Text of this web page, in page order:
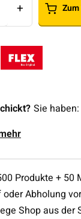
+
Sie haben:
Produkte + 50
oder Abholung
Shop aus der